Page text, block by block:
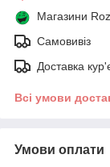
Магазини
Самовивіз
Доставка
Всі умови
Умови оплати